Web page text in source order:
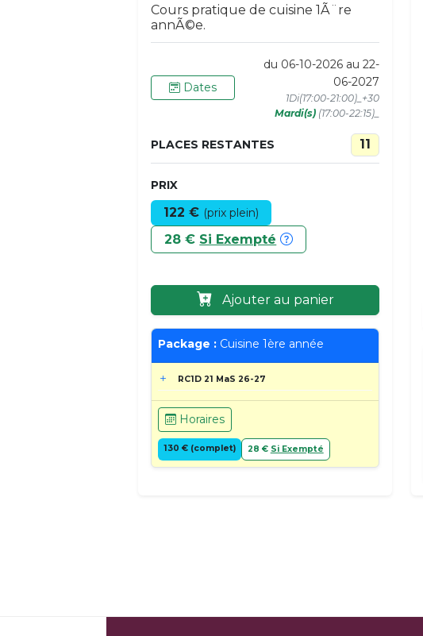
Cours pratique de cuisine 1Ã¨re
annÃ©e.
Dates
du 06-10-2026 au 22-
06-2027
1Di(17:00-21:00)_+30
Mardi(s) (17:00-22:15)_
PLACES RESTANTES 11
PRIX
122 € (prix plein)
28 € Si Exempté
Ajouter au panier
Package : Cuisine 1ère année
RC1D 21 MaS 26-27
Horaires
130 € (complet) 28 € Si Exempté